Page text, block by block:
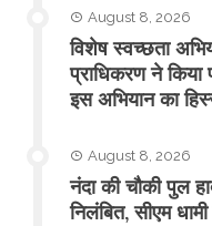
August 8, 2026
विशेष स्वच्छता
प्राधिकरण ने
इस अभियान का
August 8, 2026
नंदा की चौकी पुल
निलंबित, सीएम